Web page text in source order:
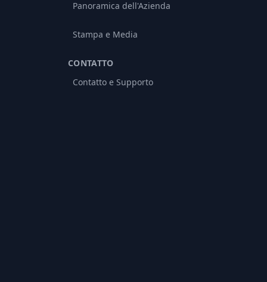
Panoramica dell'Azienda
Stampa e Media
CONTATTO
Contatto e Supporto